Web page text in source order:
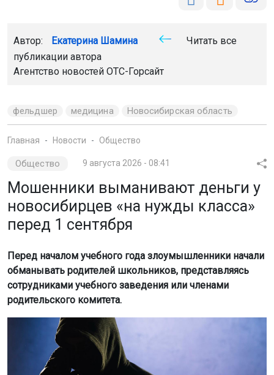
Автор: Екатерина Шамина
Читать все
публикации автора
Агентство новостей ОТС-Горсайт
фельдшер медицина Новосибирская область
Главная Новости Общество
Общество 9 августа 2026 - 08:41
Мошенники выманивают деньги у
новосибирцев «на нужды класса»
перед 1 сентября
Перед началом учебного года злоумышленники начали
обманывать родителей школьников, представляясь
сотрудниками учебного заведения или членами
родительского комитета.